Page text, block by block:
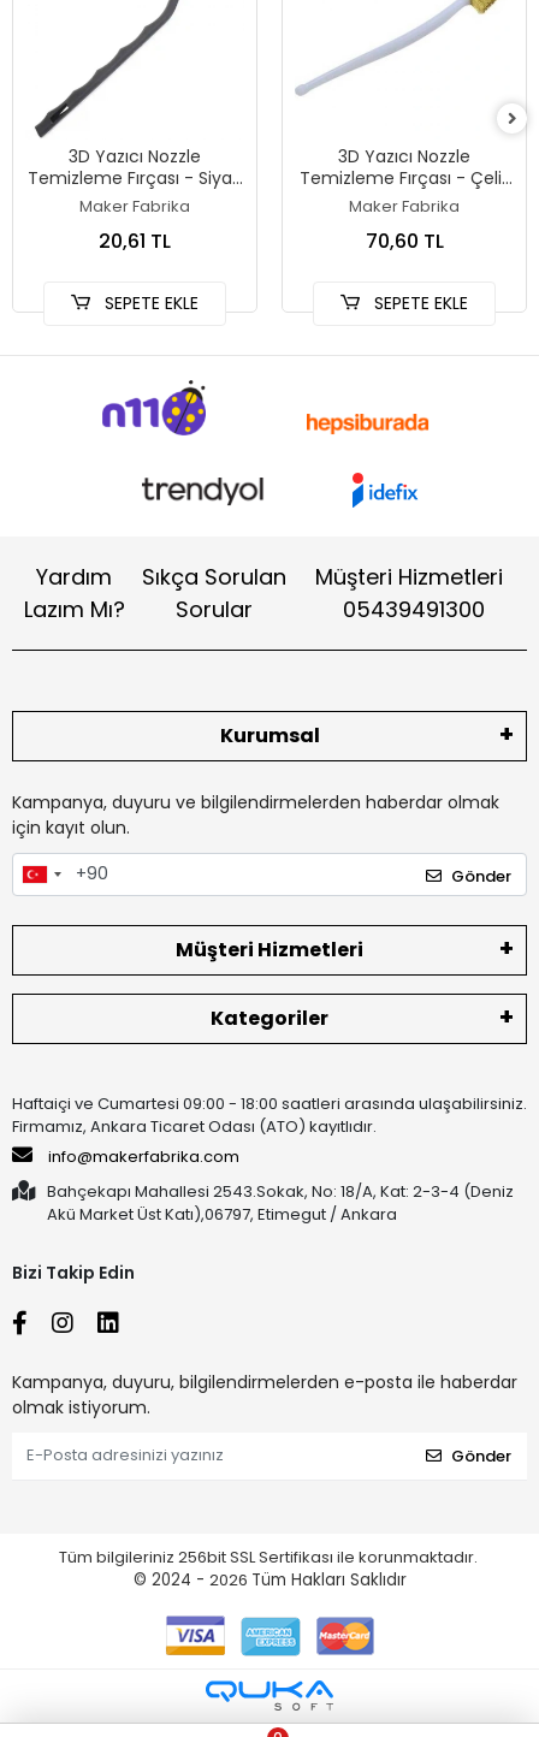
3D Yazıcı Nozzle
Temizleme Fırçası - Siyah
Renkli - Sert Plastik Uçlu
Maker Fabrika
20,61 TL
SEPETE EKLE
3D Yazıcı Nozzle
Temizleme Fırçası - Çelik
Uçlu
Maker Fabrika
70,60 TL
SEPETE EKLE
Yardım
Lazım Mı?
Sıkça Sorulan
Sorular
Müşteri Hizmetleri
05439491300
Kurumsal
Kampanya, duyuru ve bilgilendirmelerden haberdar olmak
için kayıt olun.
Gönder
Müşteri Hizmetleri
Kategoriler
Haftaiçi ve Cumartesi 09:00 - 18:00 saatleri arasında ulaşabilirsiniz.
Firmamız, Ankara Ticaret Odası (ATO) kayıtlıdır.
info@makerfabrika.com
Bahçekapı Mahallesi 2543.Sokak, No: 18/A, Kat: 2-3-4 (Deniz
Akü Market Üst Katı),06797, Etimegut / Ankara
Bizi Takip Edin
Kampanya, duyuru, bilgilendirmelerden e-posta ile haberdar
olmak istiyorum.
Gönder
Tüm bilgileriniz 256bit SSL Sertifikası ile korunmaktadır.
© 2024 - 2026 Tüm Hakları Saklıdır